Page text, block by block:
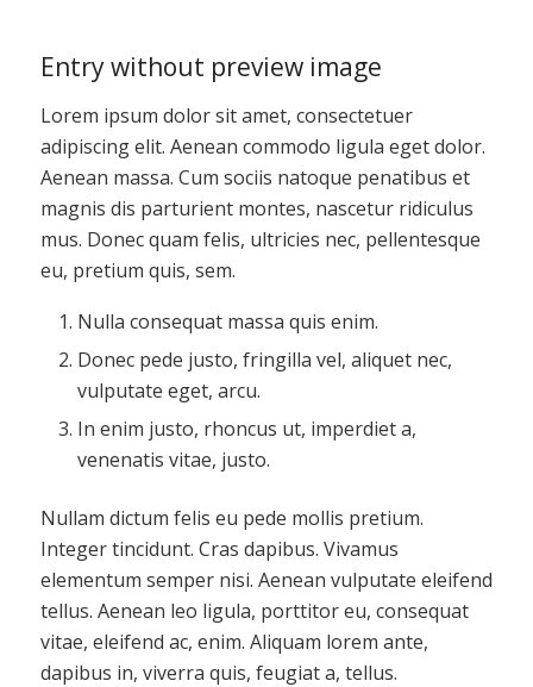
Entry without preview image
Lorem ipsum dolor sit amet, consectetuer
adipiscing elit. Aenean commodo ligula eget dolor.
Aenean massa. Cum sociis natoque penatibus et
magnis dis parturient montes, nascetur ridiculus
mus. Donec quam felis, ultricies nec, pellentesque
eu, pretium quis, sem.
Nulla consequat massa quis enim.
Donec pede justo, fringilla vel, aliquet nec,
vulputate eget, arcu.
In enim justo, rhoncus ut, imperdiet a,
venenatis vitae, justo.
Nullam dictum felis eu pede mollis pretium.
Integer tincidunt. Cras dapibus. Vivamus
elementum semper nisi. Aenean vulputate eleifend
tellus. Aenean leo ligula, porttitor eu, consequat
vitae, eleifend ac, enim. Aliquam lorem ante,
dapibus in, viverra quis, feugiat a, tellus.